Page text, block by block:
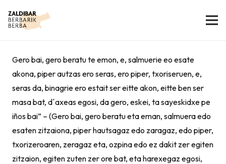
Gero bai, gero beratu te emon, e, salmuerie eo esate
akona, piper autzas ero seras, ero piper, txoriseruen, e,
seras da, binagrie ero estait ser eitte akon, eitte ben ser
masa bat, d´axeas egosi, da gero, eskei, ta sayeskidxe pe
iños bai” – (Gero bai, gero beratu eta eman, salmuera edo
esaten zitzaiona, piper hautsagaz edo zaragaz, edo piper,
txorizeroaren, zeragaz eta, ozpina edo ez dakit zer egiten
zitzaion, egiten zuten zer ore bat, eta harexegaz egosi,